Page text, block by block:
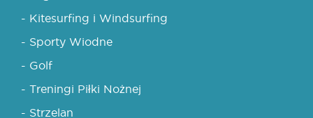
- Kitesurfing i Windsurfing
- Sporty Wiodne
- Golf
- Treningi Piłki Nożnej
- Strzelan